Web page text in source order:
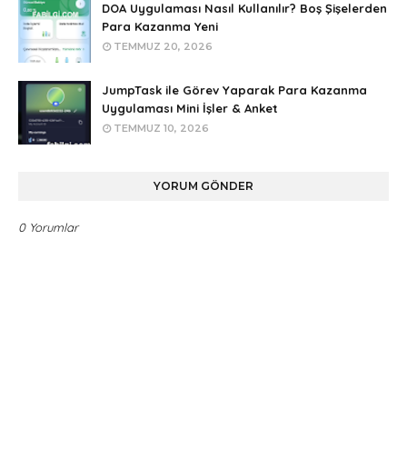
DOA Uygulaması Nasıl Kullanılır? Boş Şişelerden
Para Kazanma Yeni
TEMMUZ 20, 2026
JumpTask ile Görev Yaparak Para Kazanma
Uygulaması Mini İşler & Anket
TEMMUZ 10, 2026
YORUM GÖNDER
0 Yorumlar